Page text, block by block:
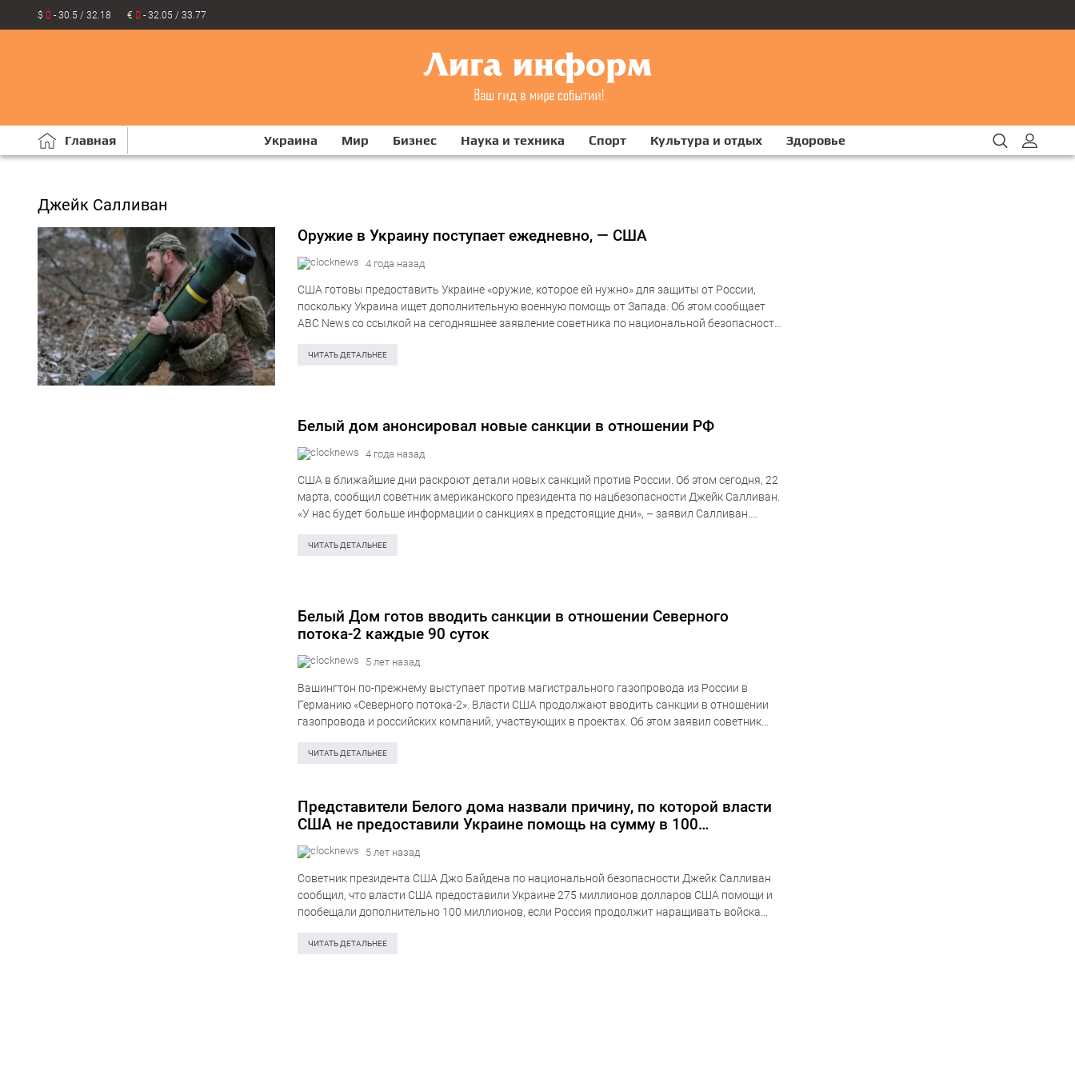
$ - 30.5 / 32.18 € - 32.05 / 33.77
Главная Украина Мир Бизнес Наука и техника Спорт Культура и отдых Здоровье
Джейк Салливан
Оружие в Украину поступает ежедневно, — США
4 года назад
США готовы предоставить Украине «оружие, которое ей нужно» для защиты от России,
поскольку Украина ищет дополнительную военную помощь от Запада. Об этом сообщает
ABC News со ссылкой на сегодняшнее заявление советника по национальной безопасности
ЧИТАТЬ ДЕТАЛЬНЕЕ
Белый дом анонсировал новые санкции в отношении РФ
4 года назад
США в ближайшие дни раскроют детали новых санкций против России. Об этом сегодня, 22
марта, сообщил советник американского президента по нацбезопасности Джейк Салливан.
«У нас будет больше информации о санкциях в предстоящие дни», – заявил Салливан.
ЧИТАТЬ ДЕТАЛЬНЕЕ
Белый Дом готов вводить санкции в отношении Северного
потока-2 каждые 90 суток
5 лет назад
Вашингтон по-прежнему выступает против магистрального газопровода из России в
Германию «Северного потока-2». Власти США продолжают вводить санкции в отношении
газопровода и российских компаний, участвующих в проектах. Об этом заявил советник
ЧИТАТЬ ДЕТАЛЬНЕЕ
Представители Белого дома назвали причину, по которой власти
США не предоставили Украине помощь на сумму в 100
миллионов долларов США
5 лет назад
Советник президента США Джо Байдена по национальной безопасности Джейк Салливан
сообщил, что власти США предоставили Украине 275 миллионов долларов США помощи и
пообещали дополнительно 100 миллионов, если Россия продолжит наращивать войска
ЧИТАТЬ ДЕТАЛЬНЕЕ